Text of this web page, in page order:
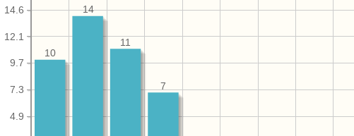
4.9
7.3
9.7
12.1
14.6
7
11
14
10